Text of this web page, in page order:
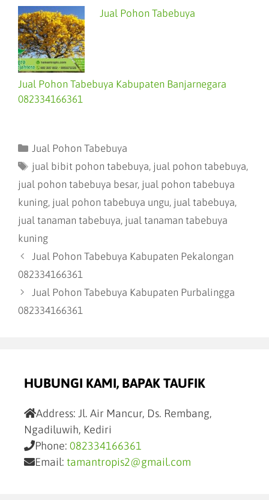
Jual Pohon Tabebuya
Jual Pohon Tabebuya Kabupaten Banjarnegara
082334166361
Jual Pohon Tabebuya
jual bibit pohon tabebuya, jual pohon tabebuya,
jual pohon tabebuya besar, jual pohon tabebuya
kuning, jual pohon tabebuya ungu, jual tabebuya,
jual tanaman tabebuya, jual tanaman tabebuya
kuning
Jual Pohon Tabebuya Kabupaten Pekalongan
082334166361
Jual Pohon Tabebuya Kabupaten Purbalingga
082334166361
HUBUNGI KAMI, BAPAK TAUFIK
Address: Jl. Air Mancur, Ds. Rembang,
Ngadiluwih, Kediri
Phone: 082334166361
Email: tamantropis2@gmail.com